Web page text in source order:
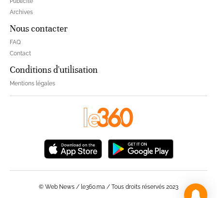
Archives
Nous contacter
FAQ
Contact
Conditions d'utilisation
Mentions légales
© Web News / le360.ma / Tous droits réservés 2023